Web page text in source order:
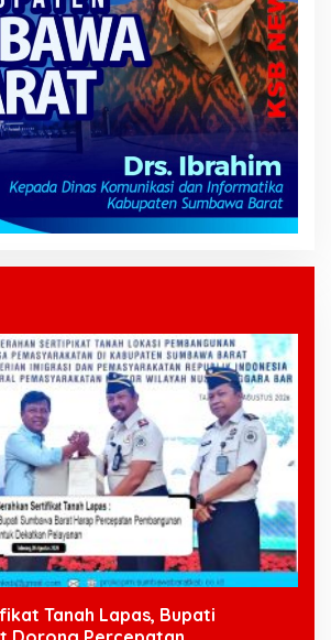
Tanah Lapas, Bupati